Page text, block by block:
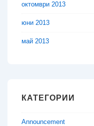
октомври 2013
юни 2013
май 2013
КАТЕГОРИИ
Announcement